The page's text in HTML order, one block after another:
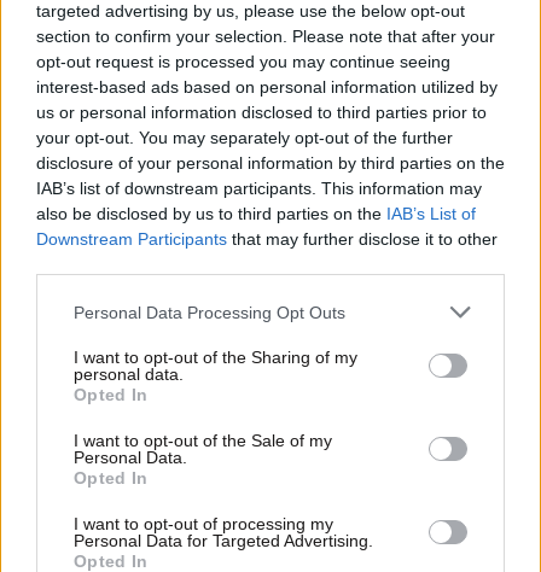
targeted advertising by us, please use the below opt-out
section to confirm your selection. Please note that after your
opt-out request is processed you may continue seeing
interest-based ads based on personal information utilized by
us or personal information disclosed to third parties prior to
your opt-out. You may separately opt-out of the further
disclosure of your personal information by third parties on the
IAB’s list of downstream participants. This information may
also be disclosed by us to third parties on the IAB’s List of
Downstream Participants that may further disclose it to other
Please note that this website/app uses one or more Google
not limited to your visit or usage behaviour. You may click to
grant or deny consent to Google and its third-party tags to
use your data for below specified purposes in below Google
consent section.
Personal Data Processing Opt Outs
I want to opt-out of the Sharing of my
personal data.
Opted In
I want to opt-out of the Sale of my
Personal Data.
Opted In
I want to opt-out of processing my
Personal Data for Targeted Advertising.
Opted In
04·02·2026 12:45